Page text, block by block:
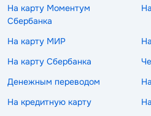
На карту Моментум
Сбербанка
На карту МИР
На карту Сбербанка
Денежным переводом
На кредитную карту